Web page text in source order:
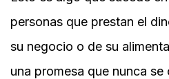
personas que prestan el
su negocio o de su
una promesa que nunca